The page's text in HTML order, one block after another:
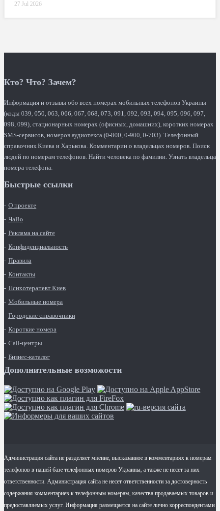
27 Jul 2026
Кто? Что? Зачем?
Информация и отзывы обо всех номерах мобильных телефонов Украины
(коды 039, 050, 063, 066, 067, 068, 073, 091, 092, 093, 094, 095, 096, 097,
098, 099), стационарных номерах (офисных, домашних), коротких номерах
SMS-сервисов, номеров аудиотекса (0-800, 0-900, 0-703). Телефонный
справочник Киева и Харькова. Комментарии о владельцах номеров. Поиск
людей по номерам телефонов. Найти человека по фамилии. Узнать владельца
номера телефона.
Быстрые ссылки
О проекте
ЧаВо
Реклама на сайте
Конфиденциальность
Правила
Контакты
Психотерапевт Киев
Мобильные номера
Городские справочники
Короткие номера
Call-центры
Бизнес-каталог
Дополнительные возможости
Администрация сайта не разделяет мнение, высказанное в комментариях к номерам
телефонов в нашей базе телефонных номеров Украины, а также не несет за них
ответственности. Администрация сайта не несет ответственности за достоверность
содержания комментариев к телефонным номерам, качества продаваемых товаров и
предоставляемых услуг. Информация размещается на сайте лично корреспондентами